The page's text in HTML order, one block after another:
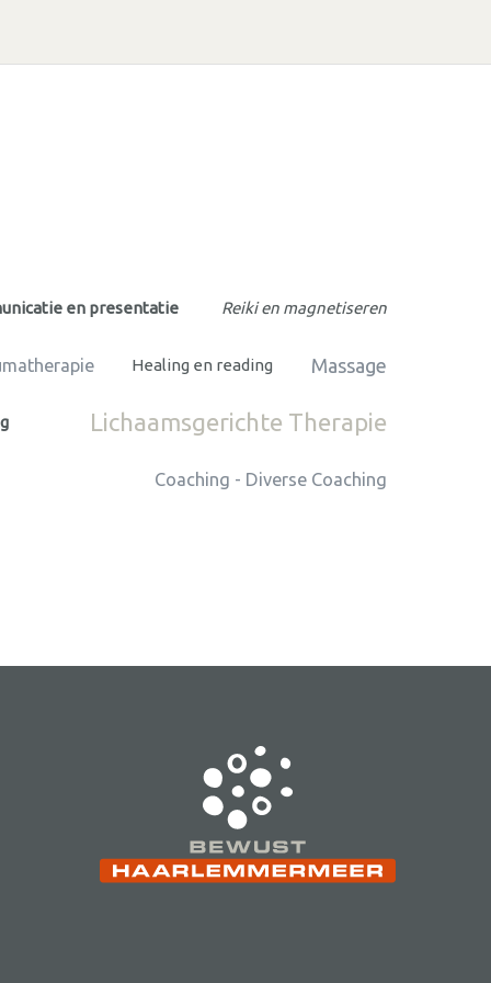
en presentatie Reiki en magnetiseren
Healing en reading Massage
Lichaamsgerichte Therapie
Coaching - Diverse Coaching